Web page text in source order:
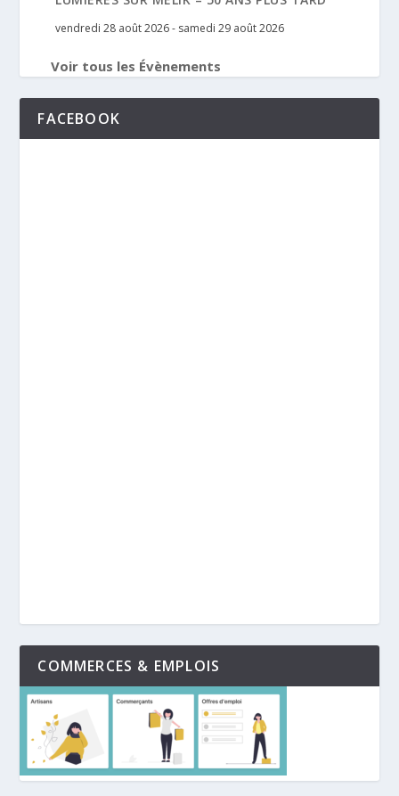
vendredi 28 août 2026- samedi 29 août 2026
Voir tous les Évènements
FACEBOOK
COMMERCES & EMPLOIS